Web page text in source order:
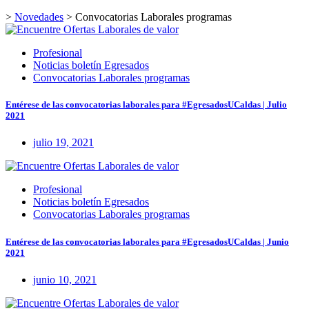
> Novedades > Convocatorias Laborales programas
Profesional
Noticias boletín Egresados
Convocatorias Laborales programas
Entérese de las convocatorias laborales para #EgresadosUCaldas | Julio
2021
julio 19, 2021
Profesional
Noticias boletín Egresados
Convocatorias Laborales programas
Entérese de las convocatorias laborales para #EgresadosUCaldas | Junio
2021
junio 10, 2021